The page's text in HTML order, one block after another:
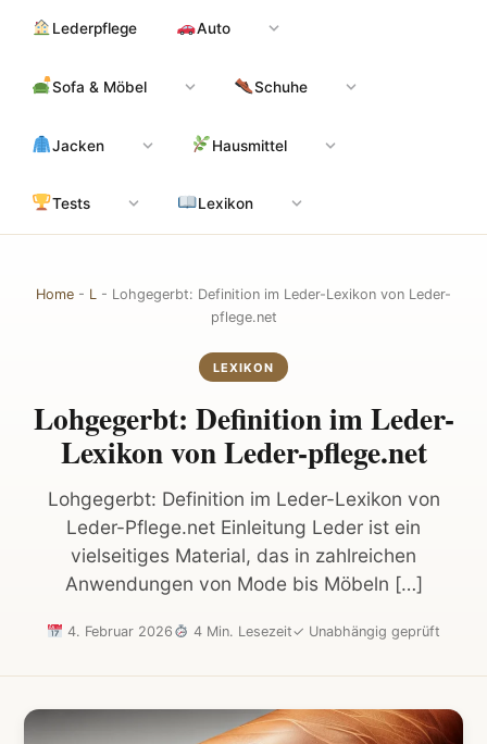
Inhalt
Lederpflege Auto
Sofa & Möbel Schuhe
Jacken Hausmittel
Tests Lexikon
Home - L - Lohgegerbt: Definition im Leder-Lexikon von Leder-
pflege.net
LEXIKON
Lohgegerbt: Definition im Leder-
Lexikon von Leder-pflege.net
Lohgegerbt: Definition im Leder-Lexikon von
Leder-Pflege.net Einleitung Leder ist ein
vielseitiges Material, das in zahlreichen
Anwendungen von Mode bis Möbeln […]
4. Februar 2026 4 Min. Lesezeit✓ Unabhängig geprüft